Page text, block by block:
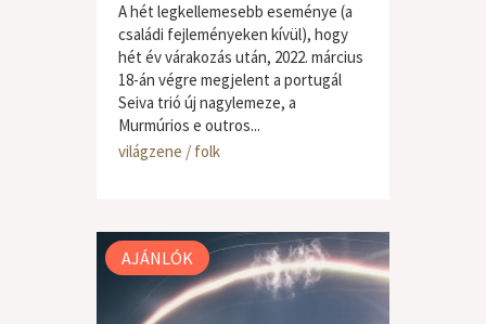
A hét legkellemesebb eseménye (a
családi fejleményeken kívül), hogy
hét év várakozás után, 2022. március
18-án végre megjelent a portugál
Seiva trió új nagylemeze, a
Murmúrios e outros...
világzene / folk
AJÁNLÓK